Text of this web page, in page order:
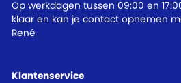
Klantenservice
Op werkdagen tussen 09:00 en
klaar en kan je contact opnemen
René